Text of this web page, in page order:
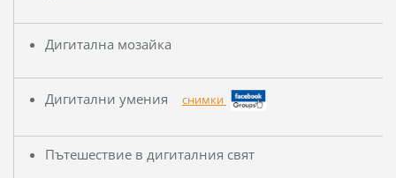
Дигитална мозайка
Дигитални умения снимки
Пътешествие в дигиталния свят